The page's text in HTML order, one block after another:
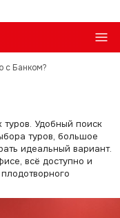
с Банком?
Удобный поиск
туров, большое
идеальный вариант.
всё доступно и